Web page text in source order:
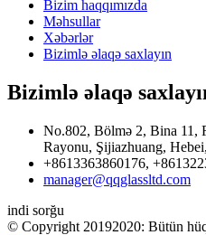
Bizim haqqımızda
Məhsullar
Xəbərlər
Bizimlə əlaqə saxlayın
Bizimlə əlaqə
No.802, Bölmə 2, Bina 11,
Rayonu, Şijiazhuang,
+8613363860176,
manager@qqglassltd.com
indi sorğu
© Copyright 20192020: Bütün